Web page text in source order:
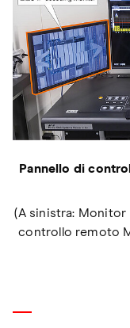
Pannello di
(A sinistra: Monitor
controllo remoto